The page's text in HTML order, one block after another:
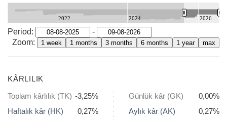
2022 2024 2026
Period:
-
Zoom:
KÂRLILIK
Toplam kârlılık (TK) -3,25%
Haftalık kâr (HK)
0,27%
Günlük kâr (GK)
0,00%
Aylık kâr (AK)
0,27%